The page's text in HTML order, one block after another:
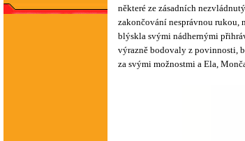
některé ze zásadních
zakončování nesprávnou rukou,
blýskla svými nádhernými
výrazně bodovaly z povinnosti,
za svými možnostmi a Ela,